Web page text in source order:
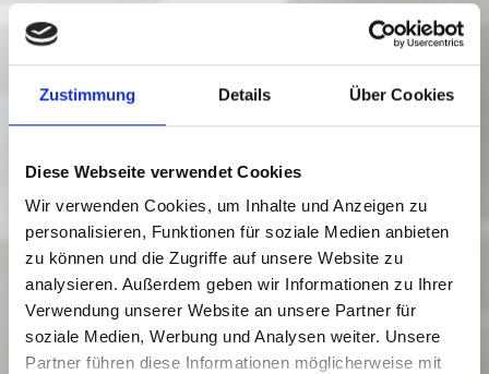
Zustimmung Details Über Cookies
Diese Webseite verwendet Cookies
Wir verwenden Cookies, um Inhalte und Anzeigen zu
personalisieren, Funktionen für soziale Medien anbieten
zu können und die Zugriffe auf unsere Website zu
analysieren. Außerdem geben wir Informationen zu Ihrer
Verwendung unserer Website an unsere Partner für
soziale Medien, Werbung und Analysen weiter. Unsere
Partner führen diese Informationen möglicherweise mit